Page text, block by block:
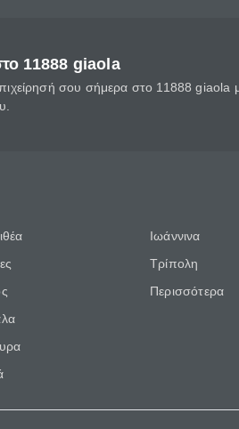
11888 giaola
σου σήμερα στο 11888 giaola
Ιωάννινα
Τρίπολη
Περισσότερα